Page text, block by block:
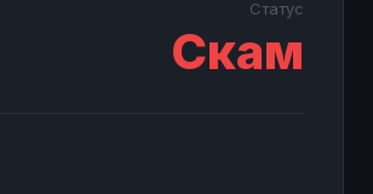
Статус
Скам